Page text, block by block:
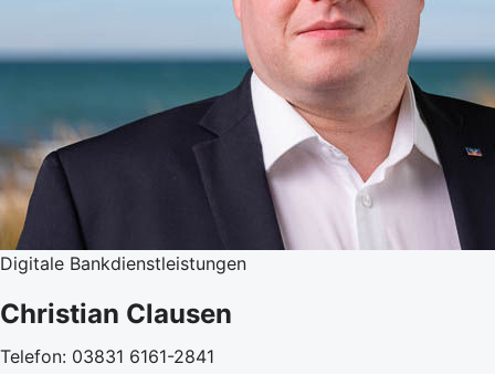
Digitale Bankdienstleistungen
Christian Clausen
Telefon: 03831 6161-2841